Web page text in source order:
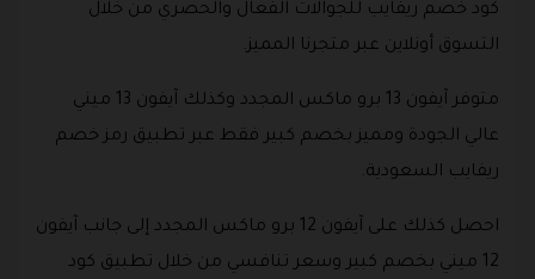
كود خصم ريفايب للجوالات الفعال والحصري من خلال
التسوق أونلاين عبر متجرنا المميز.
متوفر آيفون 13 برو ماكس المجدد وكذلك آيفون 13 ميني
عالي الجودة ومميز بخصم كبير فقط عبر تطبيق رمز خصم
ريفايب السعودية.
احصل كذلك على آيفون 12 برو ماكس المجدد إلى جانب آيفون
12 ميني بخصم كبير وسعر تنافسي من خلال تطبيق كود